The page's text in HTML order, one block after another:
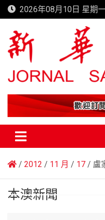
Skip
to
content
2026年08月10日 星期
新華澳報
2012 11 月 17 盧
本澳新聞